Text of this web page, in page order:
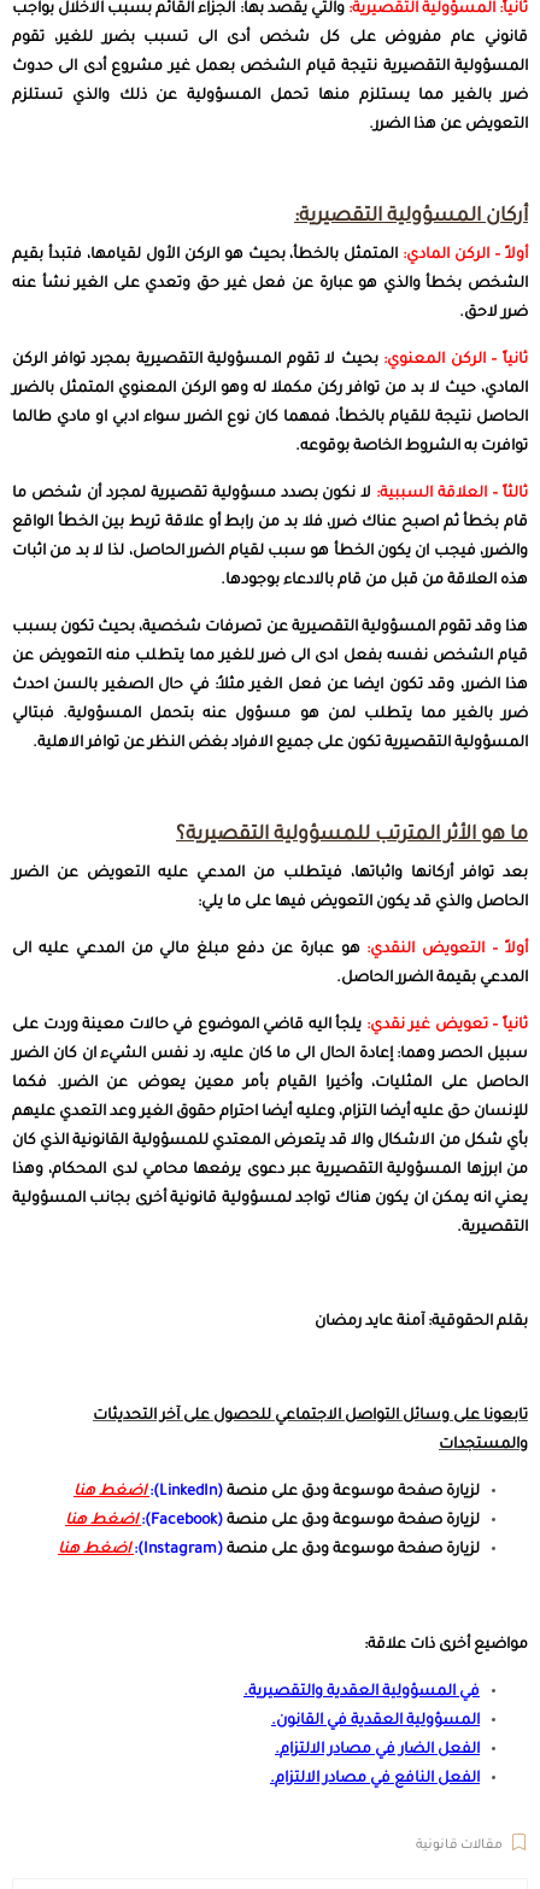
ثانياً: المسؤولية التقصيرية: والتي يقصد بها: الجزاء القائم بسبب الاخلال بواجب
قانوني عام مفروض على كل شخص أدى الى تسبب بضرر للغير، تقوم
المسؤولية التقصيرية نتيجة قيام الشخص بعمل غير مشروع أدى الى حدوث
ضرر بالغير مما يستلزم منها تحمل المسؤولية عن ذلك والذي تستلزم
التعويض عن هذا الضرر.
أركان المسؤولية التقصيرية:
أولاً – الركن المادي: المتمثل بالخطأ، بحيث هو الركن الأول لقيامها، فتبدأ بقيم
الشخص بخطأ والذي هو عبارة عن فعل غير حق وتعدي على الغير نشأ عنه
ضرر لاحق.
ثانياً – الركن المعنوي: بحيث لا تقوم المسؤولية التقصيرية بمجرد توافر الركن
المادي، حيث لا بد من توافر ركن مكملا له وهو الركن المعنوي المتمثل بالضرر
الحاصل نتيجة للقيام بالخطأ، فمهما كان نوع الضرر سواء ادبي او مادي طالما
توافرت به الشروط الخاصة بوقوعه.
ثالثاً – العلاقة السببية: لا نكون بصدد مسؤولية تقصيرية لمجرد أن شخص ما
قام بخطأ ثم اصبح عناك ضرر، فلا بد من رابط أو علاقة تربط بين الخطأ الواقع
والضرر، فيجب ان يكون الخطأ هو سبب لقيام الضرر الحاصل، لذا لا بد من اثبات
هذه العلاقة من قبل من قام بالادعاء بوجودها.
هذا وقد تقوم المسؤولية التقصيرية عن تصرفات شخصية، بحيث تكون بسبب
قيام الشخص نفسه بفعل ادى الى ضرر للغير مما يتطلب منه التعويض عن
هذا الضرر، وقد تكون ايضا عن فعل الغير مثلاُ: في حال الصغير بالسن احدث
ضرر بالغير مما يتطلب لمن هو مسؤول عنه بتحمل المسؤولية. فبتالي
المسؤولية التقصيرية تكون على جميع الافراد بغض النظر عن توافر الاهلية.
ما هو الأثر المترتب للمسؤولية التقصيرية؟
بعد توافر أركانها واثباتها، فيتطلب من المدعي عليه التعويض عن الضرر
الحاصل والذي قد يكون التعويض فيها على ما يلي:
أولاً – التعويض النقدي: هو عبارة عن دفع مبلغ مالي من المدعي عليه الى
المدعي بقيمة الضرر الحاصل.
ثانياً – تعويض غير نقدي: يلجأ اليه قاضي الموضوع في حالات معينة وردت على
سبيل الحصر وهما: إعادة الحال الى ما كان عليه، رد نفس الشيء ان كان الضرر
الحاصل على المثليات، وأخيرا القيام بأمر معين يعوض عن الضرر. فكما
للإنسان حق عليه أيضا التزام، وعليه أيضا احترام حقوق الغير وعد التعدي عليهم
بأي شكل من الاشكال والا قد يتعرض المعتدي للمسؤولية القانونية الذي كان
من ابرزها المسؤولية التقصيرية عبر دعوى يرفعهامحامي لدى المحكام، وهذا
يعني انه يمكن ان يكون هناك تواجد لمسؤولية قانونية أخرى بجانب المسؤولية
التقصيرية.
بقلم الحقوقية: آمنة عايد رمضان
تابعونا على وسائل التواصل الاجتماعي للحصول على آخر التحديثات
والمستجدات
لزيارة صفحة موسوعة ودق على منصة (LinkedIn):
اضغط هنا
لزيارة صفحة موسوعة ودق على منصة (Facebook):
اضغط هنا
لزيارة صفحة موسوعة ودق على منصة (Instagram): اضغط هنا
مواضيع أخرى ذات علاقة:
في المسؤولية العقدية والتقصيرية.
المسؤولية العقدية في القانون.
الفعل الضار في مصادر الالتزام.
الفعل النافع في مصادر الالتزام.
مقالات قانونية